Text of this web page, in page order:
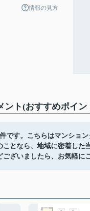
情報の見方
ント(おすすめポイン
です。こちらはマンショ
となら、地域に密着し
ざいましたら、お気軽に